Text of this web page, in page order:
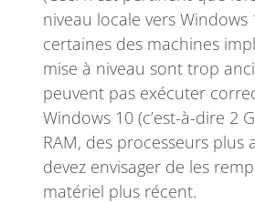
niveau locale vers Windows
certaines des machines
mise à niveau sont trop
peuvent pas exécuter
Windows 10 (c’est-à-dire 2
RAM, des processeurs plus
devez envisager de les
matériel plus récent.